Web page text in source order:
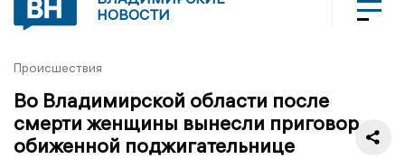
НОВОСТИ
Происшествия
Во Владимирской области после
смерти женщины вынесли приговор
обиженной поджигательнице